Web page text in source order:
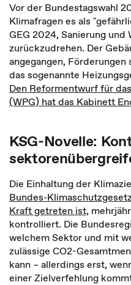
Vor der Bundestagswahl
Klimafragen es als
GEG 2024, Sanierung und
zurückzudrehen. Der
angegangen,
das sogenannte
Den Reformentwurf für
(WPG) hat das Kabinett
KSG-Novelle:
Die Einhaltung der
Bundes-
Kraft getreten ist,
kontrolliert. Die
welchem Sektor und mit
zulässige CO2-
kann – allerdings erst,
einer Zielverfehlung